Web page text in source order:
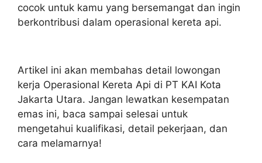
cocok untuk kamu yang bersemangat dan ingin
berkontribusi dalam operasional kereta api.
Artikel ini akan membahas detail lowongan
kerja Operasional Kereta Api di PT KAI Kota
Jakarta Utara. Jangan lewatkan kesempatan
emas ini, baca sampai selesai untuk
mengetahui kualifikasi, detail pekerjaan, dan
cara melamarnya!